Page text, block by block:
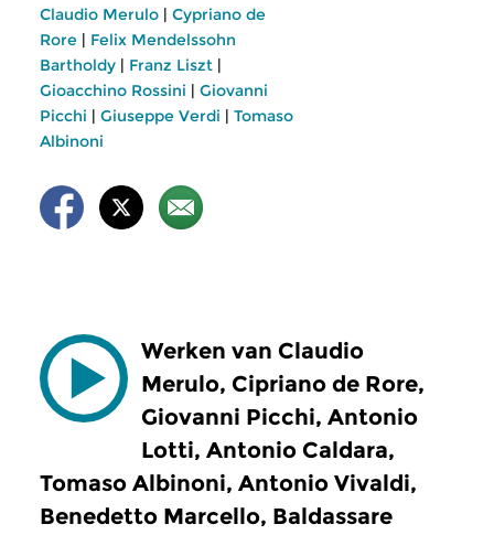
Claudio Merulo | Cypriano de
Rore | Felix Mendelssohn
Bartholdy | Franz Liszt |
Gioacchino Rossini | Giovanni
Picchi | Giuseppe Verdi | Tomaso
Albinoni
Werken van Claudio
Merulo, Cipriano de Rore,
Giovanni Picchi, Antonio
Lotti, Antonio Caldara,
Tomaso Albinoni, Antonio Vivaldi,
Benedetto Marcello, Baldassare